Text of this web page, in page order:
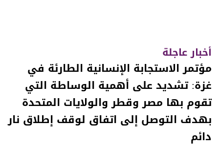
أخبار عاجلة
مؤتمر الاستجابة الإنسانية الطارئة في
غزة: تشديد على أهمية الوساطة التي
تقوم بها مصر وقطر والولايات المتحدة
بهدف التوصل إلى اتفاق لوقف إطلاق نار
دائم